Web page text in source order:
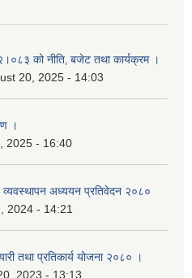
को नीति‚ बजेट तथा कार्यक्रम ।
20, 2025 - 14:03
।
2025 - 16:40
अध्ययन प्रतिवेदन २०८०
2024 - 14:21
तथा प्रतिकार्य योजना २०८० ।
2023 - 13:13